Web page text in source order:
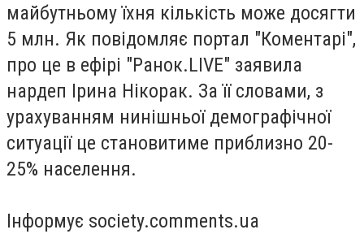
майбутньому їхня кількість може досягти
5 млн. Як повідомляє портал "Коментарі",
про це в ефірі "Ранок.LIVE" заявила
нардеп Ірина Нікорак. За її словами, з
урахуванням нинішньої демографічної
ситуації це становитиме приблизно 20-
25% населення.
Інформує society.comments.ua